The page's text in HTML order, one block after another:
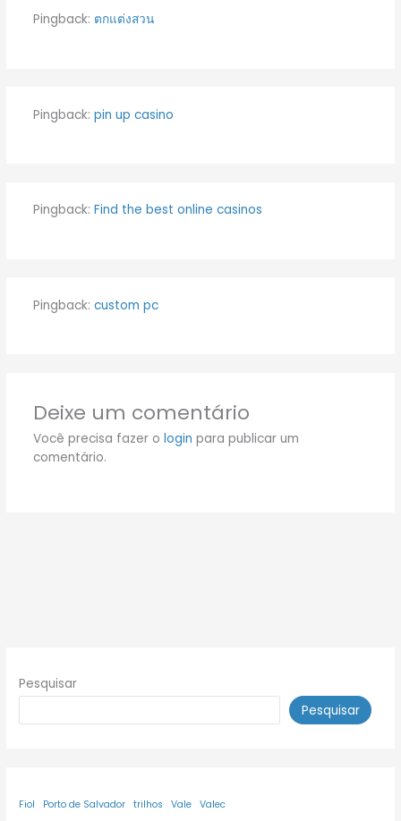
Pingback: ตกแต่งสวน
Pingback: pin up casino
Pingback: Find the best online casinos
Pingback: custom pc
Deixe um comentário
Você precisa fazer o login para publicar um
comentário.
Pesquisar
Pesquisar
Fiol Porto de Salvador trilhos Vale Valec